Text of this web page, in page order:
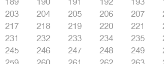
203 204 205 206 207
217 218 219 220 221
231 232 233 234 235
245 246 247 248 249